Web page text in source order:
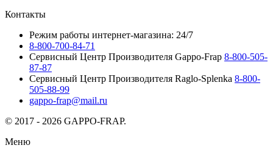
Контакты
Режим работы интернет-магазина: 24/7
8-800-700-84-71
Сервисный Центр Производителя Gappo-Frap 8-800-505-
87-87
Сервисный Центр Производителя Raglo-Splenka 8-800-
505-88-99
gappo-frap@mail.ru
© 2017 - 2026 GAPPO-FRAP.
Меню